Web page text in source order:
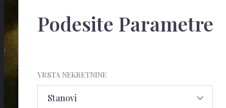
Podesite Parametre
VRSTA NEKRETNINE